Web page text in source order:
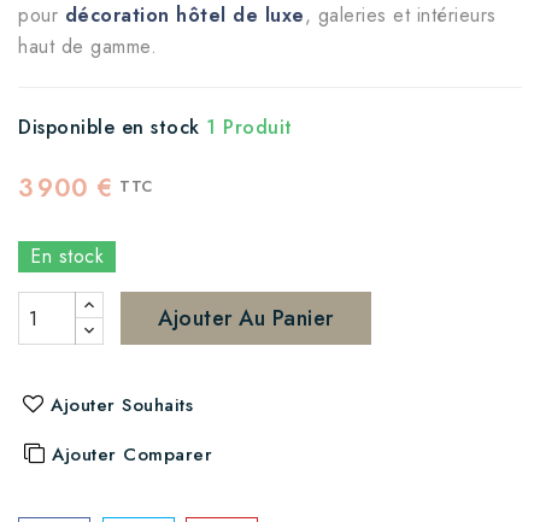
pour décoration hôtel de luxe, galeries et intérieurs
haut de gamme.
Disponible en stock 1 Produit
3 900 € TTC
En stock
Ajouter Au Panier
Ajouter Souhaits
Ajouter Comparer